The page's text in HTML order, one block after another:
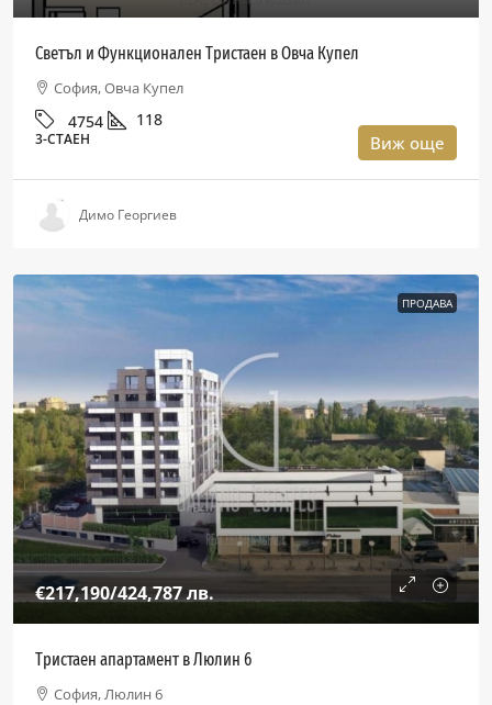
Светъл и Функционален Тристаен в Овча Купел
София, Овча Купел
4754 118
3-СТАЕН Виж още
Димо Георгиев
ПРОДАВА
€217,190/424,787 лв.
Тристаен апартамент в Люлин 6
София, Люлин 6